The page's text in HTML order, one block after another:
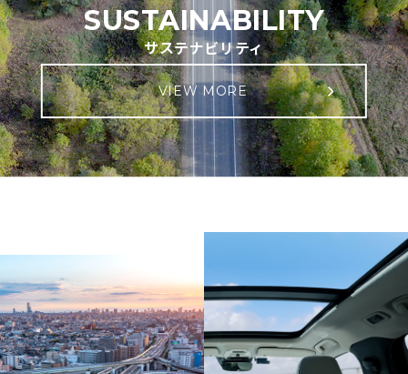
SUSTAINABILITY
サステナビリティ
VIEW MORE